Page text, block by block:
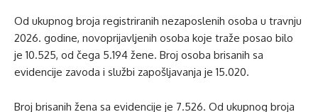
Od ukupnog broja registriranih nezaposlenih osoba u travnju
2026. godine, novoprijavljenih osoba koje traže posao bilo
je 10.525, od čega 5.194 žene. Broj osoba brisanih sa
evidencije zavoda i službi zapošljavanja je 15.020.
Broj brisanih žena sa evidencije je 7.526. Od ukupnog broja